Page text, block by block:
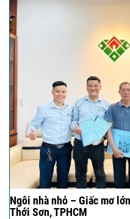
Ngôi nhà nhỏ – Giấc mơ
Thới Sơn, TPHCM